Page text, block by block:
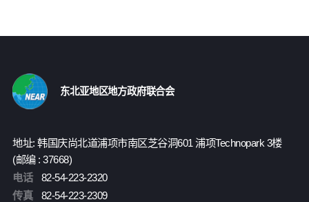
东北亚地区地方政府联合会
地址: 韩国庆尚北道浦项市南区芝谷洞601 浦项Technopark 3楼
(邮编 : 37668)
电话
82-54-223-2320
传真
82-54-223-2309